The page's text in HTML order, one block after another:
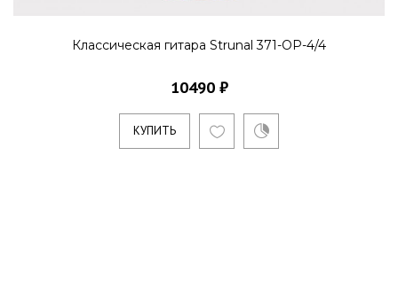
Классическая гитара Strunal 371-OP-4/4
10490 ₽
КУПИТЬ